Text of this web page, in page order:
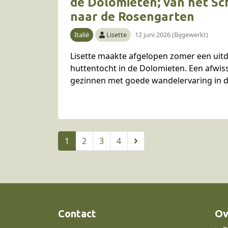
naar de Rosengarten
Italië Lisette 12 juni 2026 (Bijgewerkt)
Lisette maakte afgelopen zomer een
huttentocht in de Dolomieten. Een
gezinnen met goede wandelervaring in
1 2 3 4
Contact